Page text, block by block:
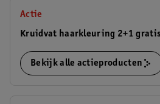
Actie
Kruidvat haarkleuring 2+1
Bekijk alle actieproducten